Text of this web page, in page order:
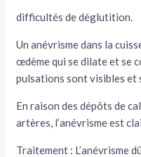
difficultés de déglutition.
Un anévrisme dans la
œdème qui se dilate et se
pulsations sont visibles et
En raison des dépôts de
artères, l’anévrisme est
Traitement : L’anévrisme